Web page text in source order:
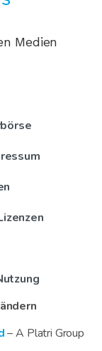
Medien
– A Platri Group